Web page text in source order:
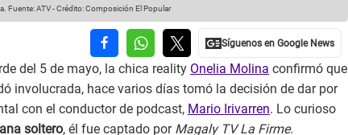
Fuente: ATV-Crédito: Composición El Popular
del 5 de mayo, la chica reality Onelia Molina confirmó que
involucrada, hace varios días tomó la decisión de dar por
con el conductor de podcast, Mario Irivarren. Lo curioso
soltero, él fue captado por Magaly TV La Firme.